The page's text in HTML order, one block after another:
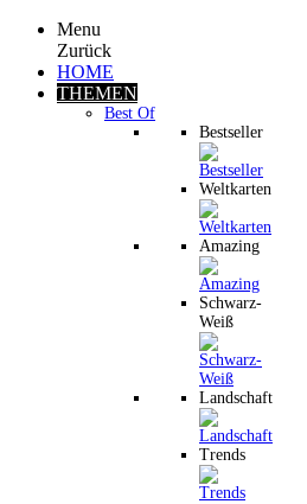
Menu
Zurück
HOME
THEMEN
Best Of
Bestseller
Weltkarten
Amazing
Schwarz-
Weiß
Landschaft
Trends